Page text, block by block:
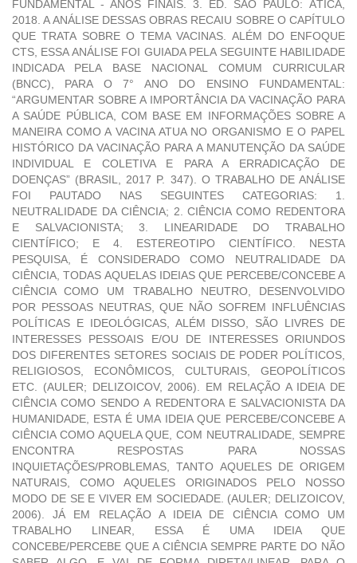
FUNDAMENTAL - ANOS FINAIS. 3. ED. SÃO PAULO: ÁTICA,
2018. A ANÁLISE DESSAS OBRAS RECAIU SOBRE O CAPÍTULO
QUE TRATA SOBRE O TEMA VACINAS. ALÉM DO ENFOQUE
CTS, ESSA ANÁLISE FOI GUIADA PELA SEGUINTE HABILIDADE
INDICADA PELA BASE NACIONAL COMUM CURRICULAR
(BNCC), PARA O 7° ANO DO ENSINO FUNDAMENTAL:
“ARGUMENTAR SOBRE A IMPORTÂNCIA DA VACINAÇÃO PARA
A SAÚDE PÚBLICA, COM BASE EM INFORMAÇÕES SOBRE A
MANEIRA COMO A VACINA ATUA NO ORGANISMO E O PAPEL
HISTÓRICO DA VACINAÇÃO PARA A MANUTENÇÃO DA SAÚDE
INDIVIDUAL E COLETIVA E PARA A ERRADICAÇÃO DE
DOENÇAS” (BRASIL, 2017 P. 347). O TRABALHO DE ANÁLISE
FOI PAUTADO NAS SEGUINTES CATEGORIAS: 1.
NEUTRALIDADE DA CIÊNCIA; 2. CIÊNCIA COMO REDENTORA
E SALVACIONISTA; 3. LINEARIDADE DO TRABALHO
CIENTÍFICO; E 4. ESTEREOTIPO CIENTÍFICO. NESTA
PESQUISA, É CONSIDERADO COMO NEUTRALIDADE DA
CIÊNCIA, TODAS AQUELAS IDEIAS QUE PERCEBE/CONCEBE A
CIÊNCIA COMO UM TRABALHO NEUTRO, DESENVOLVIDO
POR PESSOAS NEUTRAS, QUE NÃO SOFREM INFLUÊNCIAS
POLÍTICAS E IDEOLÓGICAS, ALÉM DISSO, SÃO LIVRES DE
INTERESSES PESSOAIS E/OU DE INTERESSES ORIUNDOS
DOS DIFERENTES SETORES SOCIAIS DE PODER POLÍTICOS,
RELIGIOSOS, ECONÔMICOS, CULTURAIS, GEOPOLÍTICOS
ETC. (AULER; DELIZOICOV, 2006). EM RELAÇÃO A IDEIA DE
CIÊNCIA COMO SENDO A REDENTORA E SALVACIONISTA DA
HUMANIDADE, ESTA É UMA IDEIA QUE PERCEBE/CONCEBE A
CIÊNCIA COMO AQUELA QUE, COM NEUTRALIDADE, SEMPRE
ENCONTRA RESPOSTAS PARA NOSSAS
INQUIETAÇÕES/PROBLEMAS, TANTO AQUELES DE ORIGEM
NATURAIS, COMO AQUELES ORIGINADOS PELO NOSSO
MODO DE SE E VIVER EM SOCIEDADE. (AULER; DELIZOICOV,
2006). JÁ EM RELAÇÃO A IDEIA DE CIÊNCIA COMO UM
TRABALHO LINEAR, ESSA É UMA IDEIA QUE
CONCEBE/PERCEBE QUE A CIÊNCIA SEMPRE PARTE DO NÃO